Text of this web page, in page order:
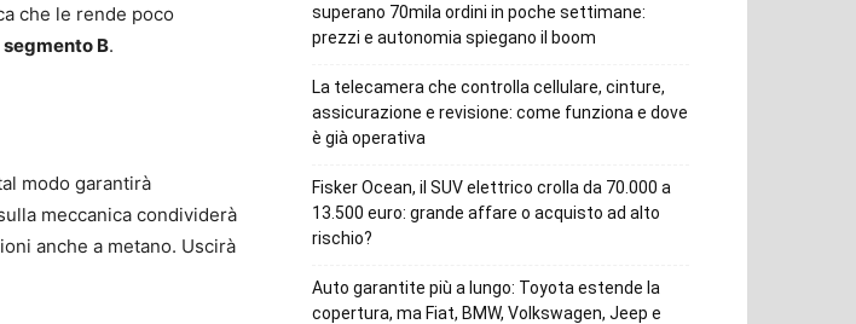
che le rende poco
B.
modo garantirà
meccanica condividerà
anche a metano. Uscirà
superano 70mila ordini in poche settimane:
prezzi e autonomia spiegano il boom
La telecamera che controlla cellulare, cinture,
assicurazione e revisione: come funziona e dove
è già operativa
Fisker Ocean, il SUV elettrico crolla da 70.000 a
13.500 euro: grande affare o acquisto ad alto
rischio?
Auto garantite più a lungo: Toyota estende la
copertura, ma Fiat, BMW, Volkswagen, Jeep e